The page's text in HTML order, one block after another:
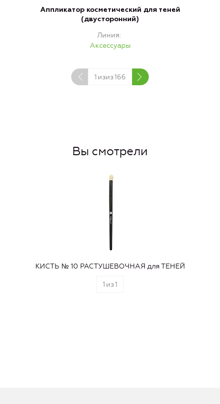
Аппликатор косметический для теней
(двусторонний)
Линия
Аксессуары
1 изиз166
Вы смотрели
КИСТЬ № 10 РАСТУШЕВОЧНАЯ для ТЕНЕЙ
1 из1